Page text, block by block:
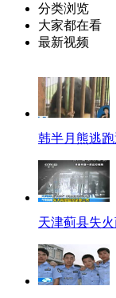
分类浏览
大家都在看
最新视频
韩半月熊逃
天津蓟县失